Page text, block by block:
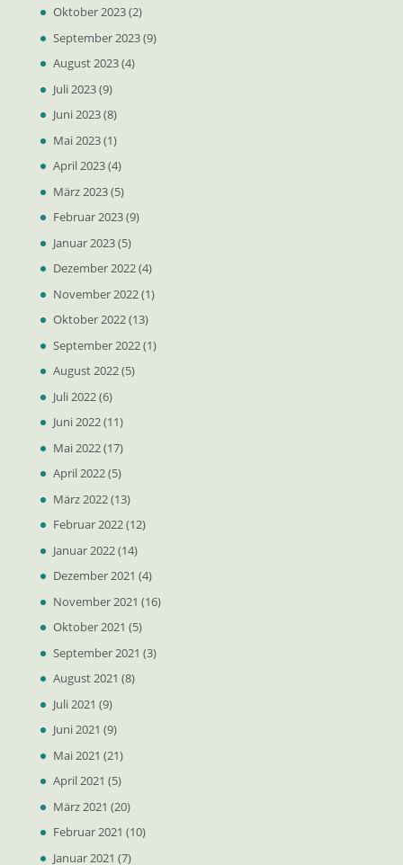
Oktober 2023(2)
September 2023(9)
August 2023(4)
Juli 2023(9)
Juni 2023(8)
Mai 2023(1)
April 2023(4)
März 2023(5)
Februar 2023(9)
Januar 2023(5)
Dezember 2022(4)
November 2022(1)
Oktober 2022(13)
September 2022(1)
August 2022(5)
Juli 2022(6)
Juni 2022(11)
Mai 2022(17)
April 2022(5)
März 2022(13)
Februar 2022(12)
Januar 2022(14)
Dezember 2021 (4)
November 2021 (16)
Oktober 2021 (5)
September 2021 (3)
August 2021 (8)
Juli 2021 (9)
Juni 2021 (9)
Mai 2021 (21)
April 2021 (5)
März 2021 (20)
Februar 2021 (10)
Januar 2021 (7)